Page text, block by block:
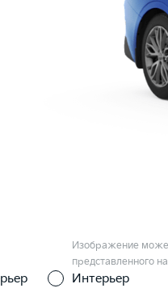
Изображение
представленного
Интерьер